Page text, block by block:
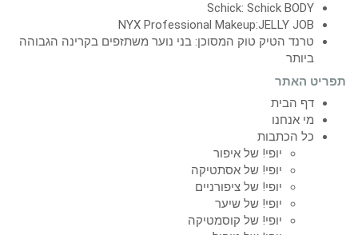
Schick: Schick BODY
NYX Professional Makeup:JELLY JOB
טרנד הטיק טוק המסוכן: בני נוער משתזפים בקרינה הגבוהה
ביותר
תפריט האתר
דף הבית
מי אנחנו
כל הכתבות
יופי! של איפור
יופי! של אסתטיקה
יופי! של ציפורניים
יופי! של שיער
יופי! של קוסמטיקה